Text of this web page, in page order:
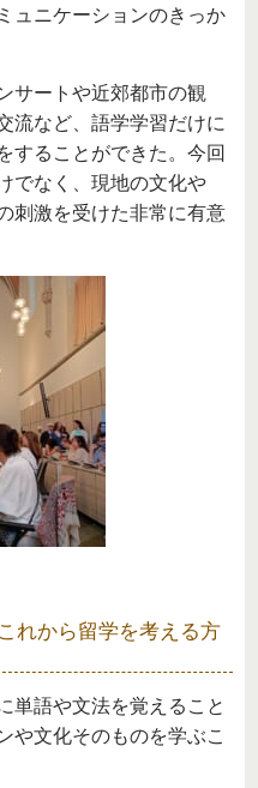
ュニケーションのきっか
サートや近郊都市の観
流など、語学学習だけに
することができた。今回
でなく、現地の文化や
刺激を受けた非常に有意
れから留学を考える方
単語や文法を覚えること
や文化そのものを学ぶこ